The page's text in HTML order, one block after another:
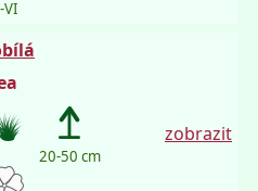
VI
20-50 cm
zobrazit